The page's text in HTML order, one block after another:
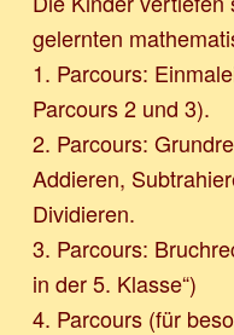
gelernten
1. Parcours:
Parcours 2 und 3).
2. Parcours:
Addieren,
Dividieren.
3. Parcours:
in der 5. Klasse“)
4. Parcours (für